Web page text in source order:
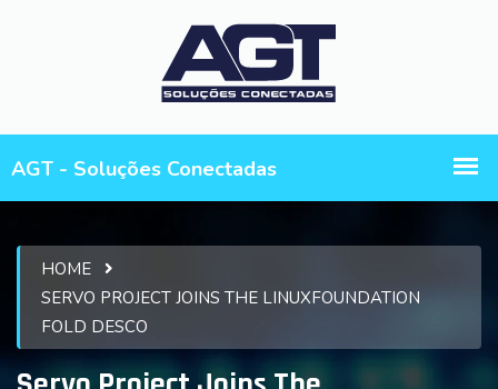
HOME
SERVO PROJECT JOINS THE LINUXFOUNDATION
FOLD DESCO